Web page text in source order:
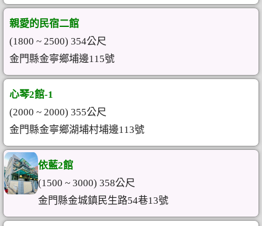
親愛的民宿二館
(1800 ~ 2500) 354公尺
金門縣金寧鄉埔邊115號
心琴2館-1
(2000 ~ 2000) 355公尺
金門縣金寧鄉湖埔村埔邊113號
依藍2館
(1500 ~ 3000) 358公尺
金門縣金城鎮民生路54巷13號